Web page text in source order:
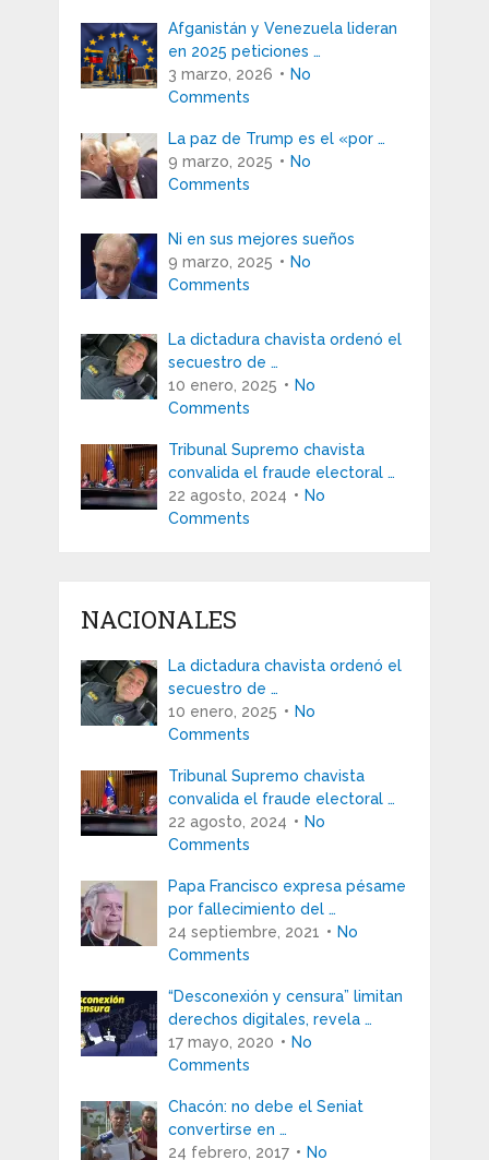
Afganistán y Venezuela lideran
en 2025 peticiones …
3 marzo, 2026
No
Comments
La paz de Trump es el «por …
9 marzo, 2025
No
Comments
Ni en sus mejores sueños
9 marzo, 2025
No
Comments
La dictadura chavista ordenó el
secuestro de …
10 enero, 2025
No
Comments
Tribunal Supremo chavista
convalida el fraude electoral …
22 agosto, 2024
No
Comments
NACIONALES
La dictadura chavista ordenó el
secuestro de …
10 enero, 2025
No
Comments
Tribunal Supremo chavista
convalida el fraude electoral …
22 agosto, 2024
No
Comments
Papa Francisco expresa pésame
por fallecimiento del …
24 septiembre, 2021
No
Comments
“Desconexión y censura” limitan
derechos digitales, revela …
17 mayo, 2020
No
Comments
Chacón: no debe el Seniat
convertirse en …
24 febrero, 2017
No